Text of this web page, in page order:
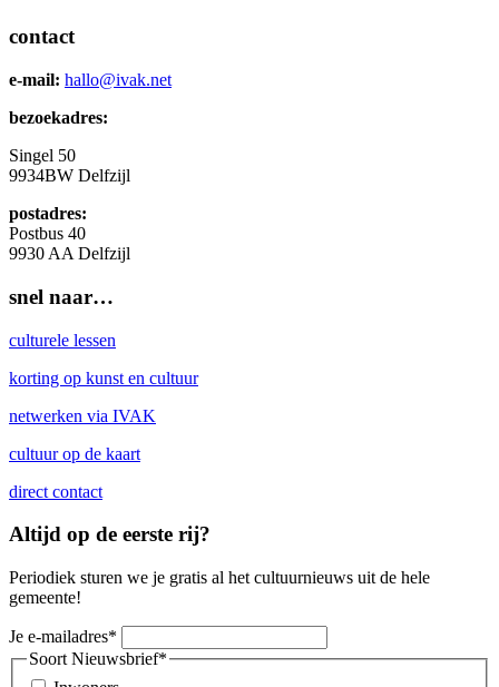
contact
e-mail: hallo@ivak.net
bezoekadres:
Singel 50
9934BW Delfzijl
postadres:
Postbus 40
9930 AA Delfzijl
snel naar…
culturele lessen
korting op kunst en cultuur
netwerken via IVAK
cultuur op de kaart
direct contact
Altijd op de eerste rij?
Periodiek sturen we je gratis al het cultuurnieuws uit de hele
gemeente!
Je e-mailadres*
Soort Nieuwsbrief*